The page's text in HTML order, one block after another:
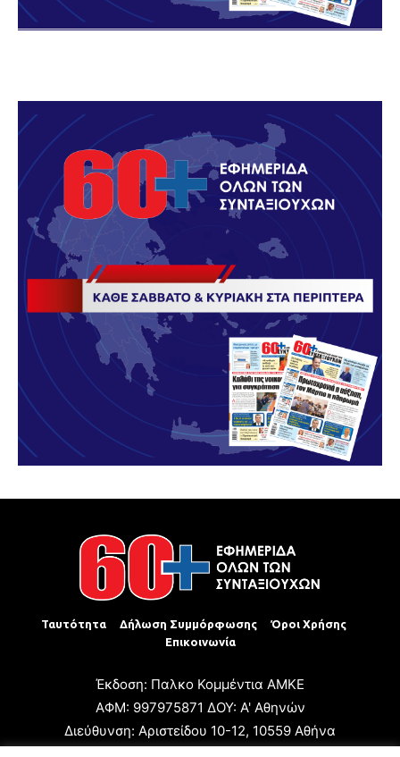
Ταυτότητα Δήλωση Συμμόρφωσης
Όροι Χρήσης
Επικοινωνία
Έκδοση: Παλκο Κομμέντια ΑΜΚΕ
ΑΦΜ: 997975871 ΔΟΥ: Α' Αθηνών
Διεύθυνση: Αριστείδου 10-12, 10559 Αθήνα